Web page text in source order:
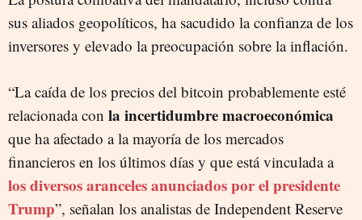
sus aliados geopolíticos, ha sacudido la confianza de los
inversores y elevado la preocupación sobre la inflación.
“La caída de los precios del bitcoin probablemente esté
relacionada con la incertidumbre macroeconómica
que ha afectado a la mayoría de los mercados
financieros en los últimos días y que está vinculada a
los diversos aranceles anunciados por el presidente
Trump”, señalan los analistas de Independent Reserve